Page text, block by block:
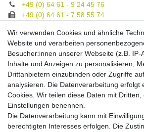
+49 (0) 64 61 - 9 24 45 76
+49 (0) 64 61 - 7 58 55 74
Unsere Fachberatung:
Montag - Freitag, 9.00 - 21.00
Zahlungsmöglichkeiten
Versandkosten
Versandarten
Wir verwenden Cookies und ähnliche
Website und verarbeiten
Besucher:innen unserer Webseite (z.B. IP-
Inhalte und Anzeigen zu personalisieren,
Drittanbietern einzubinden oder Zugriffe
analysieren. Die Datenverarbeitung erfolgt
Cookies. Wir teilen diese Daten mit Dritten,
Einstellungen benennen.
Die Datenverarbeitung kann mit
berechtigten Interesses erfolgen. Die